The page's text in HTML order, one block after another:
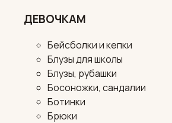
ДЕВОЧКАМ
Бейсболки и кепки
Блузы для школы
Блузы, рубашки
Босоножки, сандалии
Ботинки
Брюки